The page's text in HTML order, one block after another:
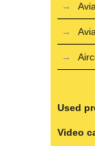
Used
Video